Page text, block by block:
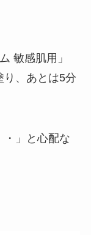
敏感肌用」
り、あとは5分
・」と心配な